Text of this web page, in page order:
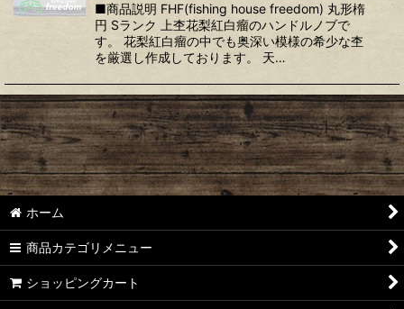
■商品説明 FHF(fishing house freedom) 丸形楕
円 Sランク 上杢花梨紅白瘤のハンドルノブで
す。 花梨紅白瘤の中でも奥深い模様の希少な杢
を厳選し作成しております。 天…
ホーム
商品カテゴリメニュー
ショッピングカート